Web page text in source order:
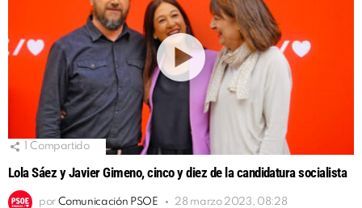
Compartido
Lola Sáez y Javier Gimeno, cinco y diez de la candidatura socialista
por Comunicación PSOE 28 marzo 2023, 08:28